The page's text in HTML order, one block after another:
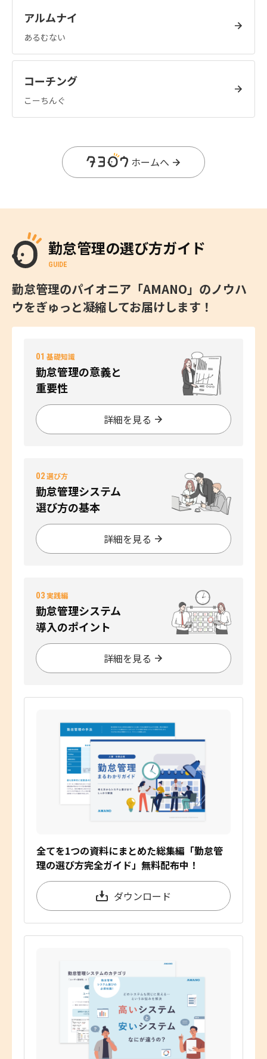
アルムナイ
あるむない
コーチング
こーちんぐ
ホームへ
勤怠管理の選び方ガイド
GUIDE
勤怠管理のパイオニア「AMANO」のノウハ
ウをぎゅっと凝縮してお届けします！
01 基礎知識
勤怠管理の意義と
重要性
詳細を見る
02選び方
勤怠管理システム
選び方の基本
詳細を見る
03実践編
勤怠管理システム
導入のポイント
詳細を見る
全てを1つの資料にまとめた総集編「勤怠管
理の選び方完全ガイド」無料配布中！
ダウンロード